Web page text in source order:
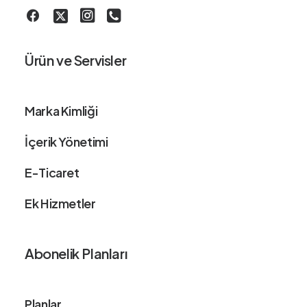
Ürün ve Servisler
Marka Kimliği
İçerik Yönetimi
E-Ticaret
Ek Hizmetler
Abonelik Planları